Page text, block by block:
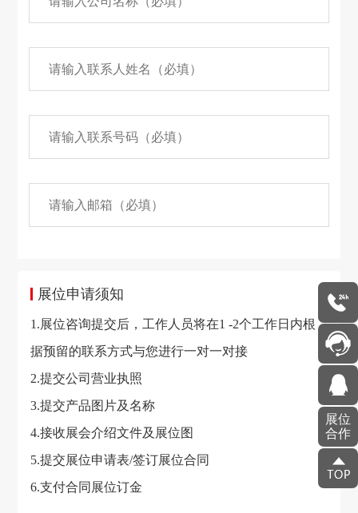
展位申请须知
1.展位咨询提交后，工作人员将在1 -2个工作日内根
据预留的联系方式与您进行一对一对接
2.提交公司营业执照
3.提交产品图片及名称
4.接收展会介绍文件及展位图
5.提交展位申请表/签订展位合同
6.支付合同展位订金
展位
合作